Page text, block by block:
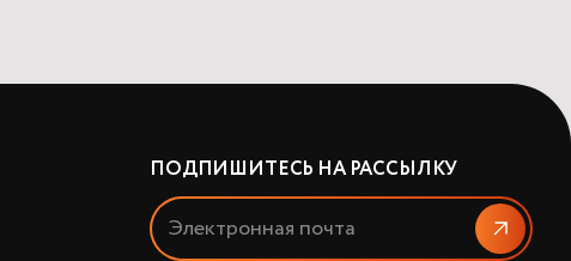
ПОДПИШИТЕСЬ НА РАССЫЛКУ